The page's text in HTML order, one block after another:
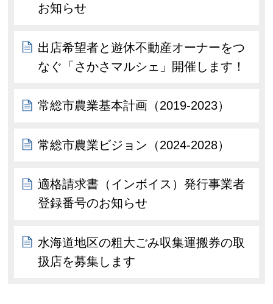
お知らせ
出店希望者と遊休不動産オーナーをつ
なぐ「さかさマルシェ」開催します！
常総市農業基本計画（2019-2023）
常総市農業ビジョン（2024-2028）
適格請求書（インボイス）発行事業者
登録番号のお知らせ
水海道地区の粗大ごみ収集運搬券の取
扱店を募集します